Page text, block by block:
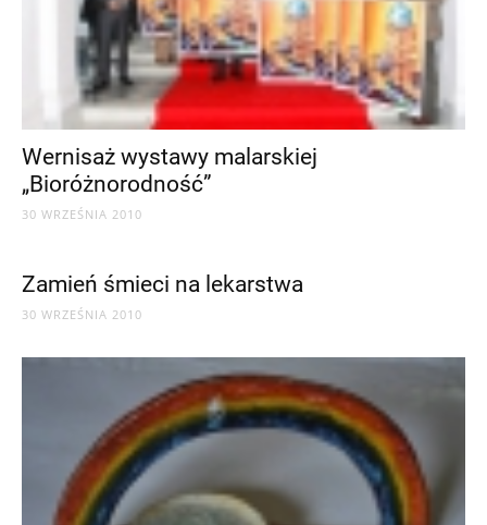
Wernisaż wystawy malarskiej
„Bioróżnorodność”
30 WRZEŚNIA 2010
Zamień śmieci na lekarstwa
30 WRZEŚNIA 2010